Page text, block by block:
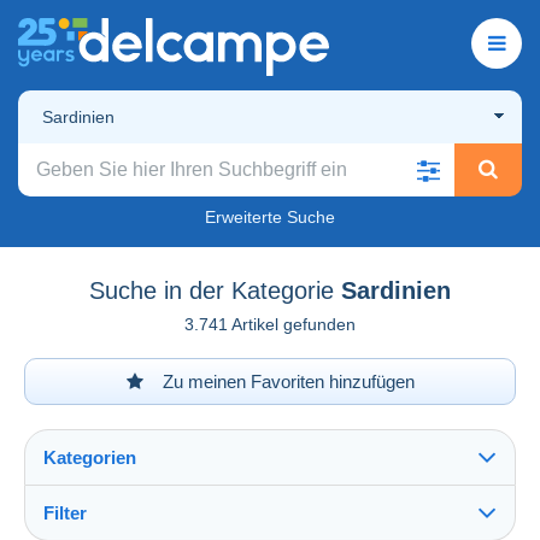
Sardinien
Erweiterte Suche
Suche in der Kategorie Sardinien
3.741 Artikel gefunden
Zu meinen Favoriten hinzufügen
Kategorien
Filter